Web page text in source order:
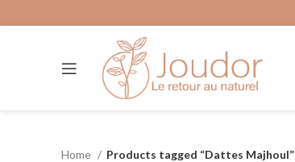
Home Products tagged “Dattes Majhoul”